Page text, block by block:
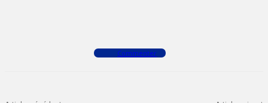
Commenter